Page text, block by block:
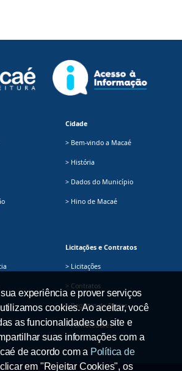
Cidade
> Bem-vindo a Macaé
> História
> Dados do Município
> Hino de Macaé
Licitações e Contratos
> Licitações
> Contratos
> Registro de Preços
> Fornecedores
experiência e prover serviços
cookies. Ao aceitar, você
as funcionalidades do site e
suas informações com a
de acordo com a Política de
em "Rejeitar Cookies", os